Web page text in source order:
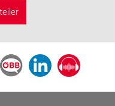
ÖBB Corporate Blog
LinkedInPodcast